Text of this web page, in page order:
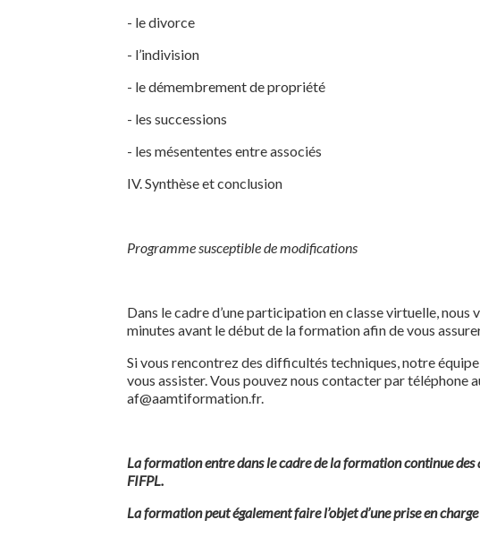
- le divorce
- l’indivision
- le démembrement de propriété
- les successions
- les mésententes entre associés
IV. Synthèse et conclusion
Programme susceptible de modifications
Dans le cadre d’une participation en classe virtuelle,
minutes avant le début de la formation afin de vous
Si vous rencontrez des difficultés techniques, notre
vous assister. Vous pouvez nous contacter par téléphone
af@aamtiformation.fr.
La formation entre dans le cadre de la formation continue des
FIFPL.
La formation peut également faire l’objet d’une prise en